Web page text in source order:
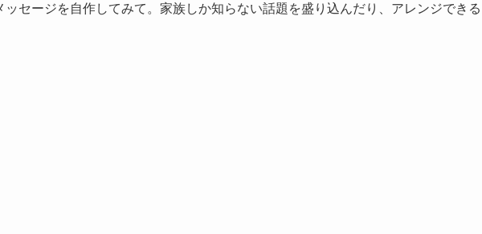
セージを自作してみて。家族しか知らない話題を盛り込んだり、アレンジできる